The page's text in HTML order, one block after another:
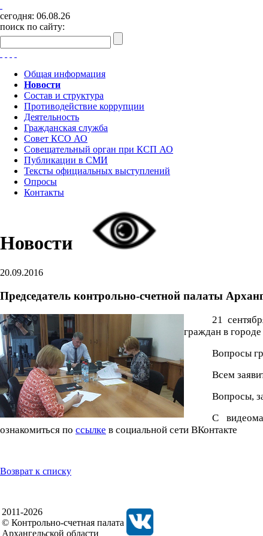
сегодня: 06.08.26
поиск по сайту:
Общая информация
Новости
Состав и структура
Противодействие коррупции
Деятельность
Гражданская служба
Совет КСО АО
Совещательный орган при КСП АО
Публикации в СМИ
Тексты официальных выступлений
Опросы
Контакты
Новости
20.09.2016
Председатель контрольно-счетной палаты
21
граждан в
Вопросы
Всем
Вопросы,
С
ознакомиться по ссылке в социальной сети ВКонтакте
Возврат к списку
2011-2026
© Контрольно-счетная палата
Архангельской области